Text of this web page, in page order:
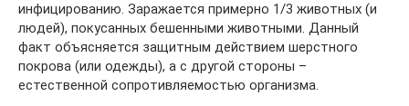
инфицированию. Заражается примерно 1/3 животных (и
людей), покусанных бешенными животными. Данный
факт объясняется защитным действием шерстного
покрова (или одежды), а с другой стороны –
естественной сопротивляемостью организма.